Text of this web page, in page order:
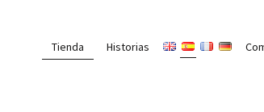
Tienda Historias